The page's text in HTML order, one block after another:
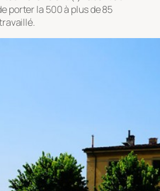
porter la 500 à plus de 85